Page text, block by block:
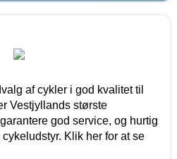
af cykler i god kvalitet til
Vestjyllands største
god service, og hurtig
Klik her for at se